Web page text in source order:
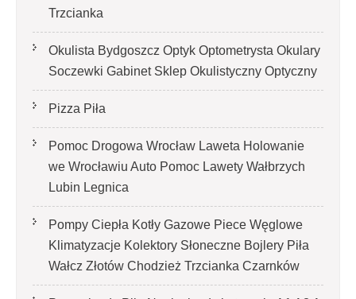
Trzcianka
Okulista Bydgoszcz Optyk Optometrysta Okulary
Soczewki Gabinet Sklep Okulistyczny Optyczny
Pizza Piła
Pomoc Drogowa Wrocław Laweta Holowanie
we Wrocławiu Auto Pomoc Lawety Wałbrzych
Lubin Legnica
Pompy Ciepła Kotły Gazowe Piece Węglowe
Klimatyzacje Kolektory Słoneczne Bojlery Piła
Wałcz Złotów Chodzież Trzcianka Czarnków